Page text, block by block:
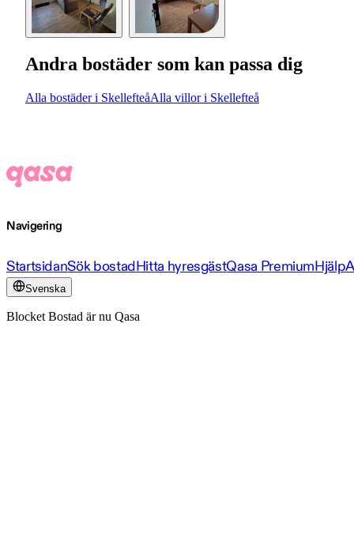
Andra bostäder som kan passa dig
Alla bostäder i SkellefteåAlla villor i Skellefteå
Navigering
StartsidanSök bostadHitta hyresgästQasa PremiumHjälp
Svenska
Blocket Bostad är nu Qasa